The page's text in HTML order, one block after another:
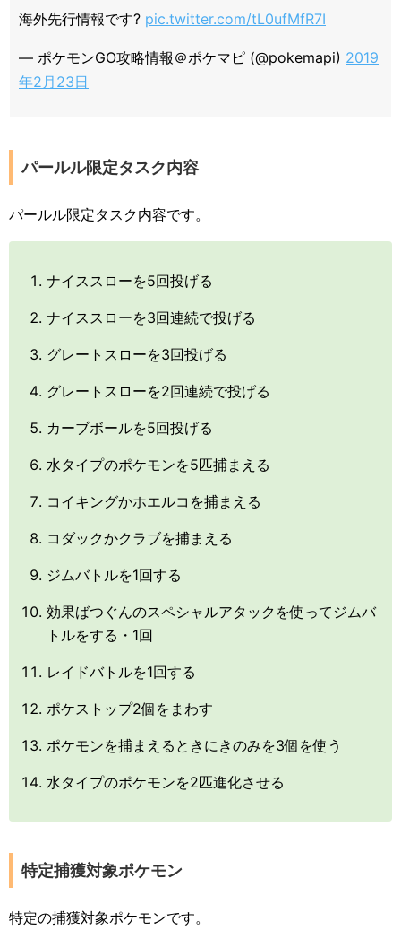
海外先行情報です? pic.twitter.com/tL0ufMfR7I
— ポケモンGO攻略情報＠ポケマピ (@pokemapi) 2019
年2月23日
パールル限定タスク内容
パールル限定タスク内容です。
ナイススローを5回投げる
ナイススローを3回連続で投げる
グレートスローを3回投げる
グレートスローを2回連続で投げる
カーブボールを5回投げる
水タイプのポケモンを5匹捕まえる
コイキングかホエルコを捕まえる
コダックかクラブを捕まえる
ジムバトルを1回する
効果ばつぐんのスペシャルアタックを使ってジムバ
トルをする・1回
レイドバトルを1回する
ポケストップ2個をまわす
ポケモンを捕まえるときにきのみを3個を使う
水タイプのポケモンを2匹進化させる
特定捕獲対象ポケモン
特定の捕獲対象ポケモンです。